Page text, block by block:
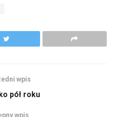
wpis
pół roku
wpis